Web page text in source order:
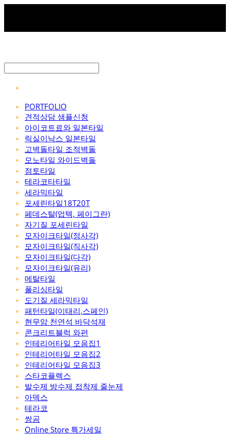
PORTFOLIO
견적상담 샘플신청
아이코트료와 일본타일
릭실이낙스 일본타일
고벽돌타일 조적벽돌
모노타일 와이드벽돌
점토타일
테라코타타일
세라믹타일
포세린타일18T20T
페데스탈(업텍, 페이그란)
자기질 포세린타일
모자이크타일(정사각)
모자이크타일(직사각)
모자이크타일(다각)
모자이크타일(유리)
메탈타일
폴리싱타일
도기질 세라믹타일
패턴타일(이태리,스페인)
현무암 천연석 바닥석재
콘크리트블럭 와편
인테리어타일 모음집1
인테리어타일 모음집2
인테리어타일 모음집3
스타코플렉스
발수제 방수제 접착제 줄눈제
아덱스
테라코
쌍곰
Online Store 특가세일